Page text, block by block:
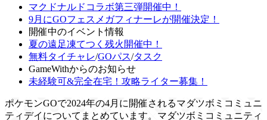
マクドナルドコラボ第三弾開催中！
9月にGOフェスメガフィナーレが開催決定！
開催中のイベント情報
夏の遠足凍てつく残火開催中！
無料タイチャレ/GOパス/タスク
GameWithからのお知らせ
未経験可&完全在宅！攻略ライター募集！
ポケモンGOで2024年の4月に開催されるマダツボミコミュニ
ティデイについてまとめています。マダツボミコミュニティ